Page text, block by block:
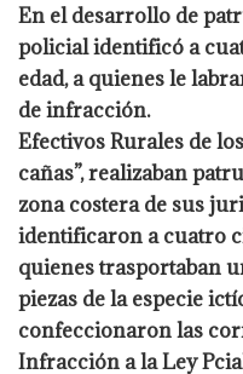
En el desarrollo de
policial identificó a
edad, a quienes le
de infracción.
Efectivos Rurales de
cañas”, realizaban
zona costera de sus
identificaron a cuatro
quienes trasportaban
piezas de la especie
confeccionaron las
Infracción a la Ley